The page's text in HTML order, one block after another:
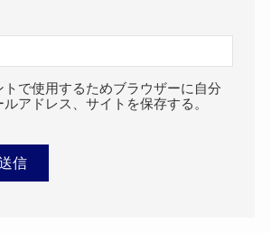
トで使用するためブラウザーに自分
アドレス、サイトを保存する。